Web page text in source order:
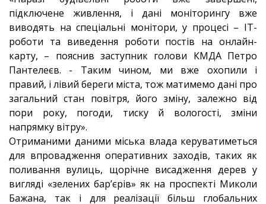
підключене живлення, і дані моніторингу вже
виводять на спеціальні монітори, у процесі – IT-
роботи та виведення роботи постів на онлайн-
карту, – пояснив заступник голови КМДА Петро
Пантелеєв. - Таким чином, ми вже охопили і
правий, і лівий береги міста, тож матимемо дані про
загальний стан повітря, його зміну, залежно від
пори року, погоди, тиску й вологості, зміни
напрямку вітру».
Отриманими даними міська влада керуватиметься
для впровадження оперативних заходів, таких як
поливання вулиць, щорічне висадження дерев у
вигляді «зелених бар’єрів» як на проспекті Миколи
Бажана, так і для реалізації більш глобальних